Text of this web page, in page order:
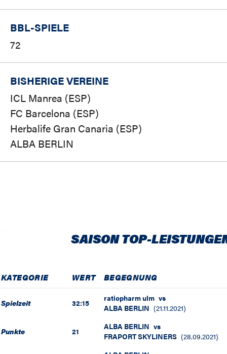
BBL-SPIELE
72
BISHERIGE VEREINE
ICL Manrea (ESP)
FC Barcelona (ESP)
Herbalife Gran Canaria (ESP)
ALBA BERLIN
SAISON TOP-
KATEGORIE WERT BEGEGNUNG
Spielzeit 32:15 ratiopharm ulm vs
ALBA BERLIN (21.11.2021)
Punkte 21 ALBA BERLIN vs
FRAPORT SKYLINERS (28.09.2021)